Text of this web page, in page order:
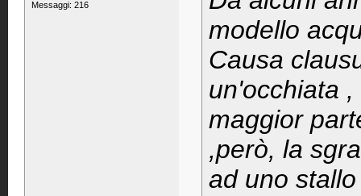
Messaggi: 216
modello
Causa
un'occhiata
maggior
,però, la
ad uno